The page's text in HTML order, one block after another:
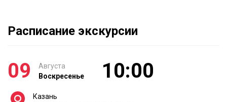
Расписание экскурсии
09
Августа
Воскресенье
10:00
Казань